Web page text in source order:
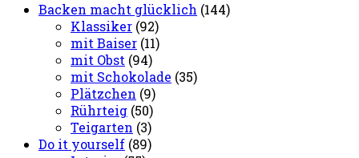
Backen macht glücklich (144)
Klassiker (92)
mit Baiser (11)
mit Obst (94)
mit Schokolade (35)
Plätzchen (9)
Rührteig (50)
Teigarten (3)
Do it yourself (89)